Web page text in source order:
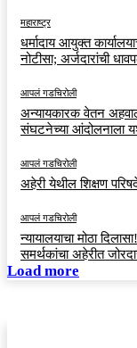
महाराष्ट्र
धर्मादाय आयुक्त
नोटीसा; अर्जदारांची
आपलं गडचिरोली
अन्यायकारक वेतन
संघटनेच्या आंदोलनाला
आपलं गडचिरोली
अहेरी येथील शिक्षण
आपलं गडचिरोली
न्यायालयाचा मोठा
समर्थकांचा अहेरीत
Load more